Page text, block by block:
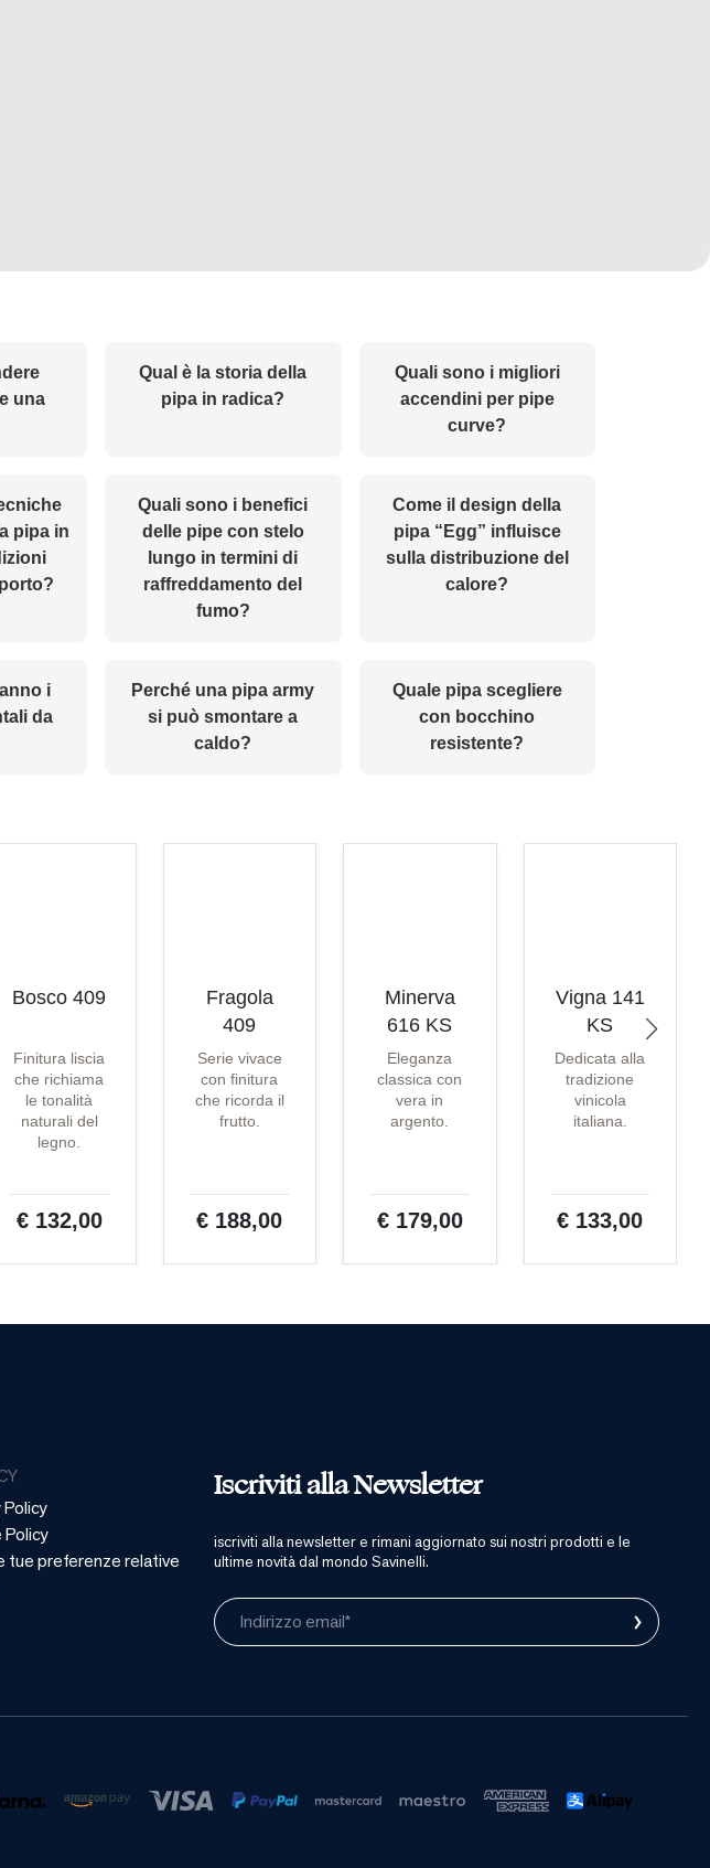
una
Qual è la storia della
pipa in radica?
Quali sono i migliori
accendini per pipe
curve?
pipa in
Quali sono i benefici
delle pipe con stelo
lungo in termini di
raffreddamento del
fumo?
Come il design della
pipa “Egg” influisce
sulla distribuzione del
calore?
i
da
Perché una pipa army
si può smontare a
caldo?
Quale pipa scegliere
con bocchino
resistente?
Bosco 409
Finitura liscia
che richiama
le tonalità
naturali del
legno.
€ 132,00
Fragola
409
Serie vivace
con finitura
che ricorda il
frutto.
€ 188,00
Minerva
616 KS
Eleganza
classica con
vera in
argento.
€ 179,00
Vigna 141
KS
Dedicata alla
tradizione
vinicola
italiana.
€ 133,00
Iscriviti alla Newsletter
iscriviti alla newsletter e rimani aggiornato sui nostri prodotti e le
ultime novità dal mondo Savinelli.
Indirizzo email* ›
Policy
Policy
tue preferenze relative